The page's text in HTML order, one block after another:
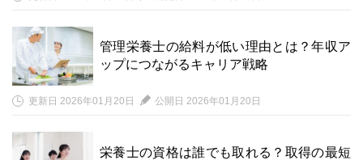
管理栄養士の給料が低い理由とは？年収ア
ップにつながるキャリア戦略
更新日 2026年01月20日 公開日 2026年01月20日
栄養士の資格は誰でも取れる？取得の最短